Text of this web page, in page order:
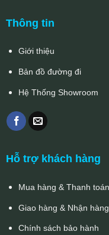
Thông tin
Giới thiệu
Bản đồ đường đi
Hệ Thống Showroom
Hỗ trợ khách hàng
Mua hàng & Thanh toán
Giao hàng & Nhận hàng
Chính sách bảo hành